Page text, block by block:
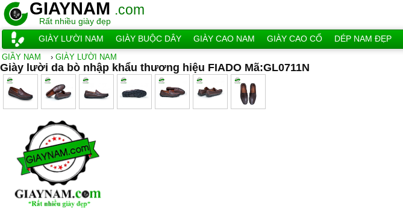
GIAYNAM .com
Rất nhiều giày đẹp
GIÀY LƯỜI NAM GIÀY BUỘC DÂY GIÀY CAO NAM GIÀY CAO CỔ DÉP NAM ĐẸP
GIẦY NAM › GIÀY LƯỜI NAM
Giày lười da bò nhập khẩu thương hiệu FIADO Mã:GL0711N